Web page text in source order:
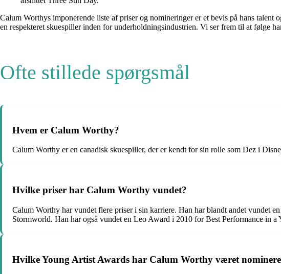
Calum Worthys imponerende liste af priser og nomineringer er et bevis på hans
en respekteret skuespiller inden for underholdningsindustrien. Vi ser frem til at følge
Ofte stillede spørgsmål
Hvem er Calum Worthy?
Calum Worthy er en canadisk skuespiller, der er kendt for sin rolle som Dez i
Hvilke priser har Calum Worthy vundet?
Calum Worthy har vundet flere priser i sin karriere. Han har blandt andet vundet
Stormworld. Han har også vundet en Leo Award i 2010 for Best Performance in
Hvilke Young Artist Awards har Calum Worthy været